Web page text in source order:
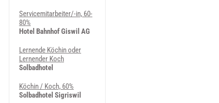
Servicemitarbeiter/-in, 60-
80%
Hotel Bahnhof Giswil AG
Lernende Köchin oder
Lernender Koch
Solbadhotel
Köchin / Koch, 60%
Solbadhotel Sigriswil